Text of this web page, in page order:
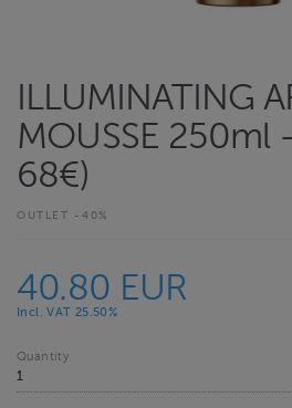
ILLUMINATING
MOUSSE 250ml
68€)
OUTLET -40%
40.80 EUR
Incl. VAT 25.50%
Quantity